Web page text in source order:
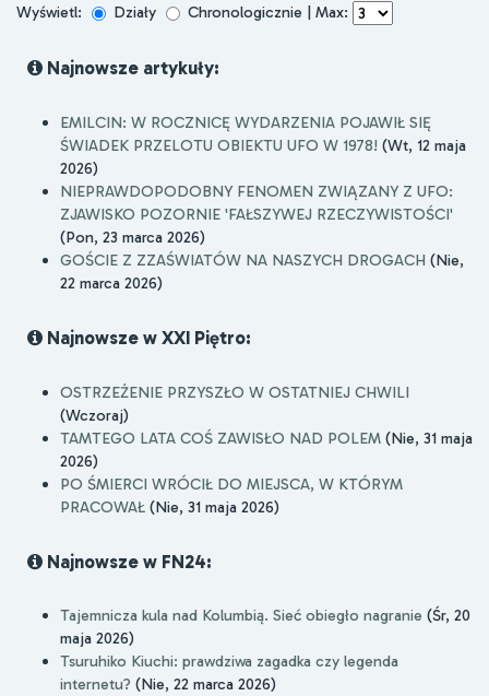
Wyświetl: Działy Chronologicznie | Max:
Najnowsze artykuły:
EMILCIN: W ROCZNICĘ WYDARZENIA POJAWIŁ SIĘ
ŚWIADEK PRZELOTU OBIEKTU UFO W 1978! (Wt, 12 maja
2026)
NIEPRAWDOPODOBNY FENOMEN ZWIĄZANY Z UFO:
ZJAWISKO POZORNIE 'FAŁSZYWEJ RZECZYWISTOŚCI'
(Pon, 23 marca 2026)
GOŚCIE Z ZZAŚWIATÓW NA NASZYCH DROGACH (Nie,
22 marca 2026)
Najnowsze w XXI Piętro:
OSTRZEŻENIE PRZYSZŁO W OSTATNIEJ CHWILI
(Wczoraj)
TAMTEGO LATA COŚ ZAWISŁO NAD POLEM (Nie, 31 maja
2026)
PO ŚMIERCI WRÓCIŁ DO MIEJSCA, W KTÓRYM
PRACOWAŁ (Nie, 31 maja 2026)
Najnowsze w FN24:
Tajemnicza kula nad Kolumbią. Sieć obiegło nagranie (Śr, 20
maja 2026)
Tsuruhiko Kiuchi: prawdziwa zagadka czy legenda
internetu? (Nie, 22 marca 2026)